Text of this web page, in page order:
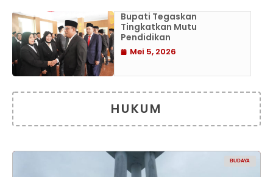
Bupati Tegaskan
Tingkatkan Mutu
Pendidikan
Mei 5, 2026
HUKUM
BUDAYA